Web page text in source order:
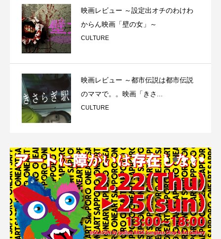
映画レビュー ～設定出オチのわけわ
からん映画「壁の女」～
CULTURE
映画レビュー ～都市伝説は都市伝説
のママで。。映画「きさ...
CULTURE